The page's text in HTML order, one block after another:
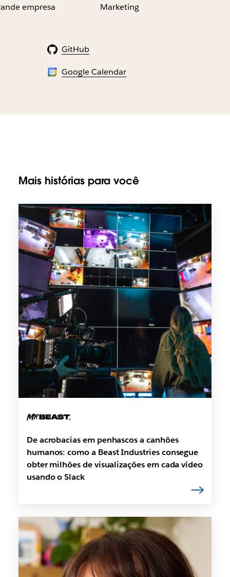
empresa Marketing
GitHub
Google Calendar
Mais histórias para você
De acrobacias em penhascos a canhões
humanos: como a Beast Industries consegue
obter milhões de visualizações em cada vídeo
usando o Slack